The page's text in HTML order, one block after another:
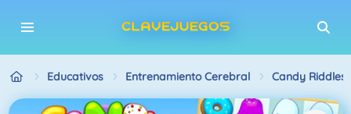
Educativos Entrenamiento Cerebral Candy Riddles